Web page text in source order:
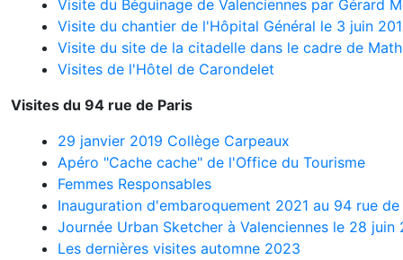
Visite du Béguinage de Valenciennes par Gérard
Visite du chantier de l'Hôpital Général le 3 juin
Visite du site de la citadelle dans le cadre de
Visites de l'Hôtel de Carondelet
Visites du 94 rue de Paris
29 janvier 2019 Collège Carpeaux
Apéro "Cache cache" de l'Office du Tourisme
Femmes Responsables
Inauguration d'embaroquement 2021 au 94 rue de
Journée Urban Sketcher à Valenciennes le 28 juin
Les dernières visites automne 2023